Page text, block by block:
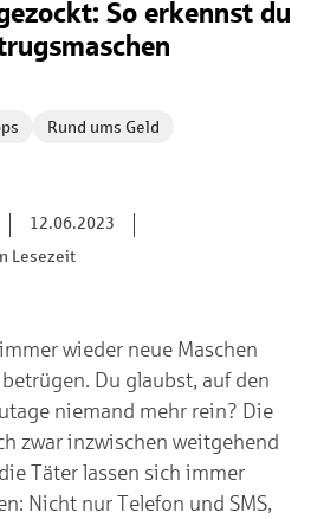
So erkennst du
Rund ums Geld
12.06.2023
Lesezeit
wieder neue Maschen
Du glaubst, auf den
niemand mehr rein? Die
zwar inzwischen weitgehend
Täter lassen sich immer
Nicht nur Telefon und SMS,